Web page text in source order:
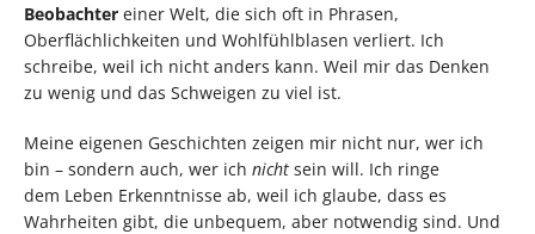
Beobachter einer Welt, die sich oft in Phrasen,
Oberflächlichkeiten und Wohlfühlblasen verliert. Ich
schreibe, weil ich nicht anders kann. Weil mir das Denken
zu wenig und das Schweigen zu viel ist.
Meine eigenen Geschichten zeigen mir nicht nur, wer ich
bin – sondern auch, wer ich nicht sein will. Ich ringe
dem Leben Erkenntnisse ab, weil ich glaube, dass es
Wahrheiten gibt, die unbequem, aber notwendig sind. Und